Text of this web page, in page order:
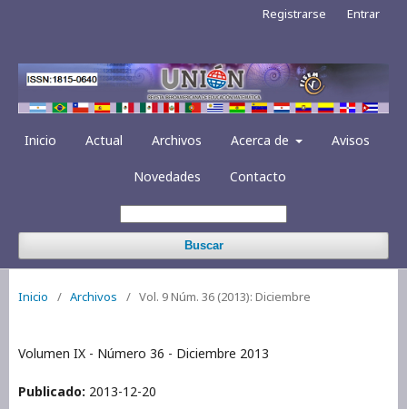
Inicio Actual Archivos Acerca de Avisos
Novedades Contacto
Buscar
Registrarse Entrar
Inicio / Archivos / Vol. 9 Núm. 36 (2013): Diciembre
Volumen IX - Número 36 - Diciembre 2013
Publicado: 2013-12-20